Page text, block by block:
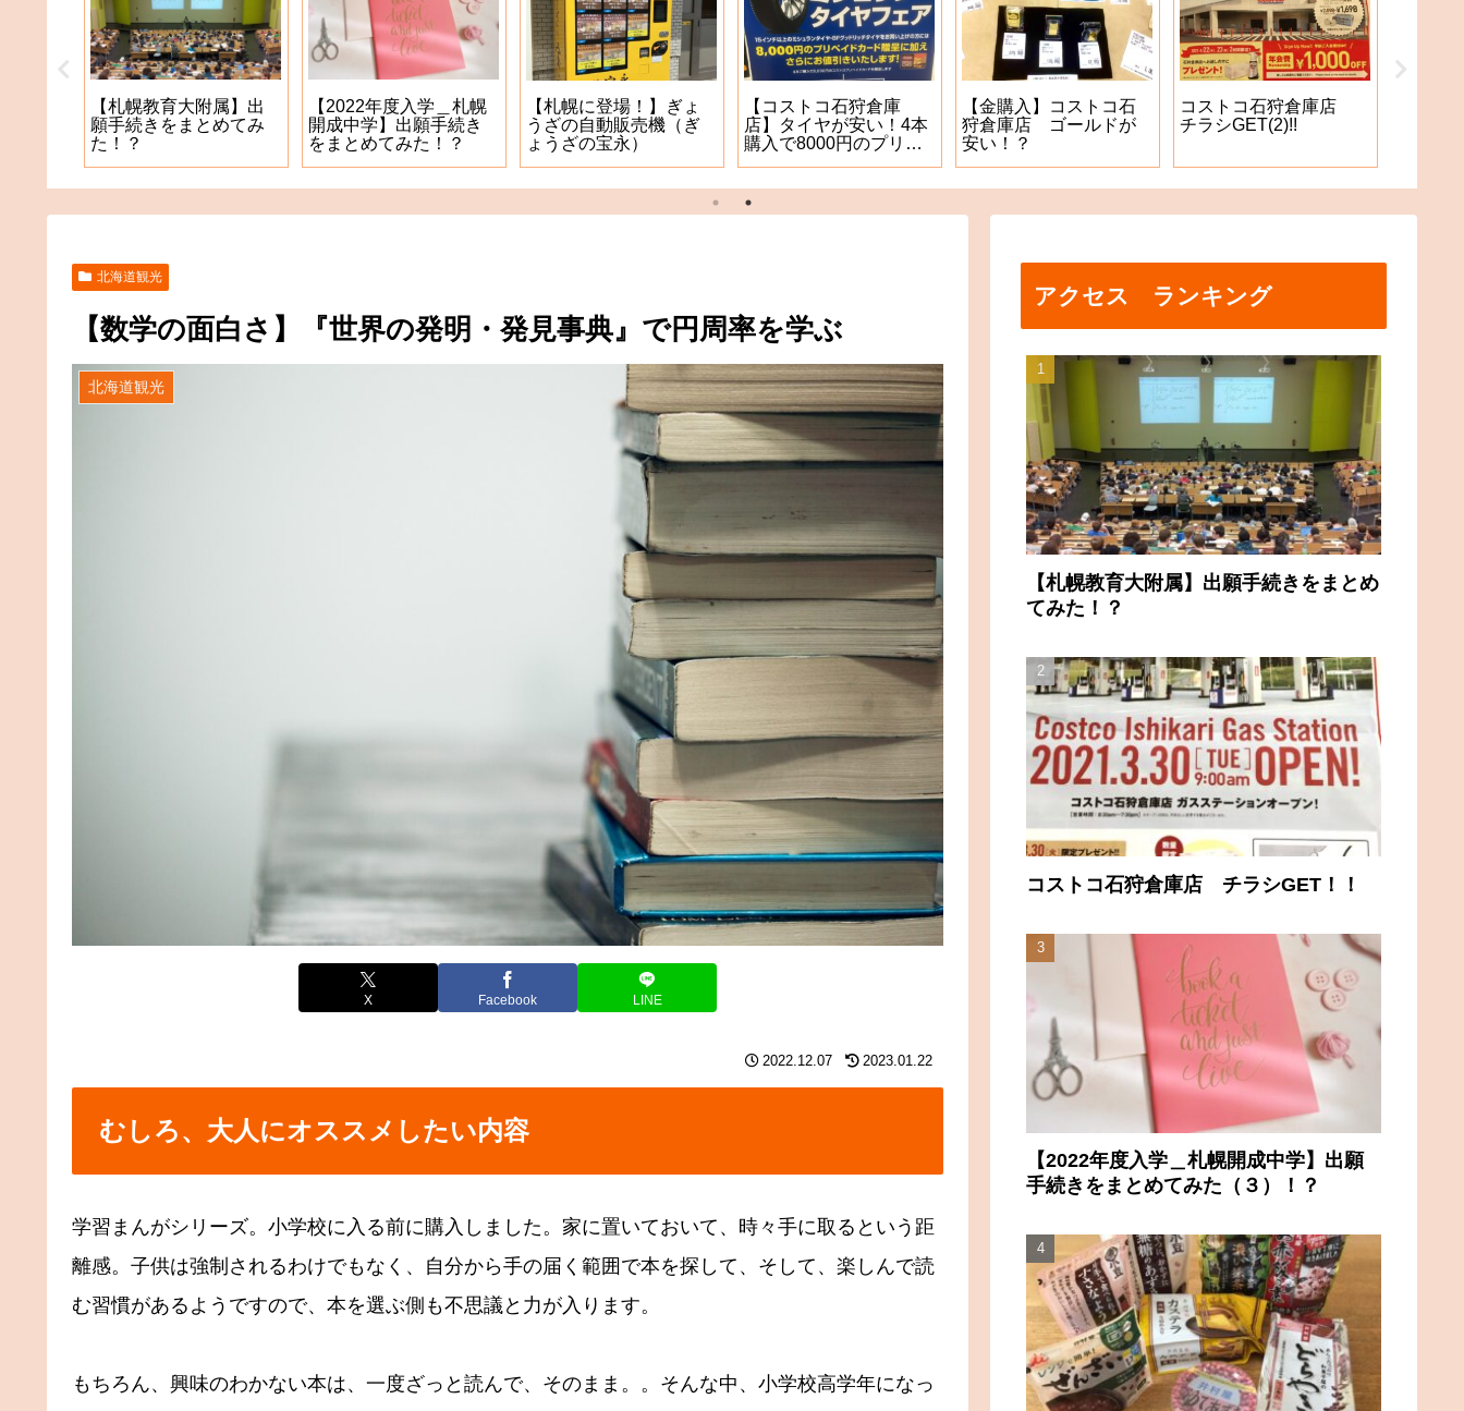
【札幌教育大附属】出
願手続きをまとめてみ
た！？
【2022年度入学＿札幌
開成中学】出願手続き
をまとめてみた！？
【札幌に登場！】ぎょ
うざの自動販売機（ぎ
ょうざの宝永）
【コストコ石狩倉庫
店】タイヤが安い！4本
購入で8000円のプリペ
【金購入】コストコ石
狩倉庫店 ゴールドが
安い！？
コストコ石狩倉庫店
チラシGET(2)!!
北海道観光
【数学の面白さ】『世界の発明・発見事典』で円周率を学ぶ
北海道観光
X Facebook LINE
2022.12.07 2023.01.22
むしろ、大人にオススメしたい内容
学習まんがシリーズ。小学校に入る前に購入しました。家に置いておいて、時々手に取るという距
離感。子供は強制されるわけでもなく、自分から手の届く範囲で本を探して、そして、楽しんで読
む習慣があるようですので、本を選ぶ側も不思議と力が入ります。
もちろん、興味のわかない本は、一度ざっと読んで、そのまま。。そんな中、小学校高学年になっ
アクセス ランキング
【札幌教育大附属】出願手続きをまとめ
てみた！？
コストコ石狩倉庫店 チラシGET！！
【2022年度入学＿札幌開成中学】出願
手続きをまとめてみた（３）！？